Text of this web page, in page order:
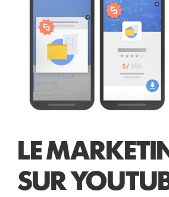
LE
SUR